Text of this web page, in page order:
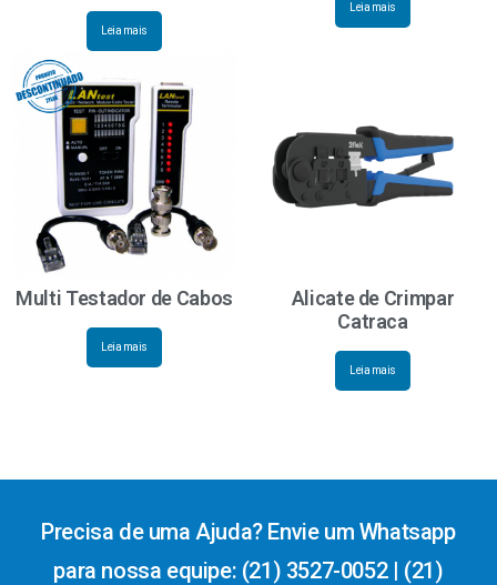
Leia mais
Leia mais
Multi Testador de Cabos
Leia mais
Alicate de Crimpar
Catraca
Leia mais
Precisa de uma Ajuda? Envie um Whatsapp
para nossa equipe: (21) 3527-0052 | (21)